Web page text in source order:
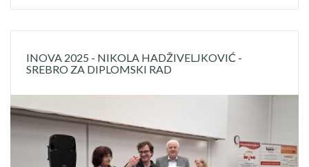
INOVA 2025 - NIKOLA HADŽIVELJKOVIĆ -
SREBRO ZA DIPLOMSKI RAD